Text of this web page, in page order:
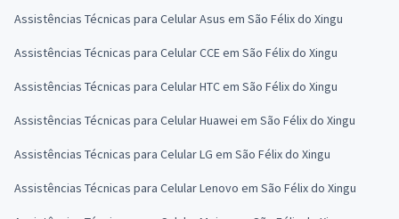
Assistências Técnicas para Celular Asus em São Félix do Xingu
Assistências Técnicas para Celular CCE em São Félix do Xingu
Assistências Técnicas para Celular HTC em São Félix do Xingu
Assistências Técnicas para Celular Huawei em São Félix do Xingu
Assistências Técnicas para Celular LG em São Félix do Xingu
Assistências Técnicas para Celular Lenovo em São Félix do Xingu